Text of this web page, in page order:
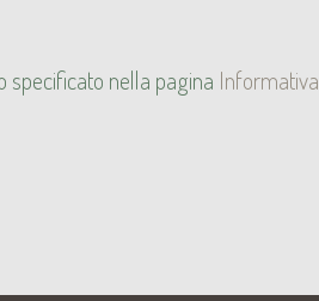
specificato nella pagina Informativa